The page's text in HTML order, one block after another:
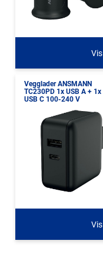
Vis
Vegglader ANSMANN
TC230PD 1x USB A + 1x
USB C 100-240 V
Vis